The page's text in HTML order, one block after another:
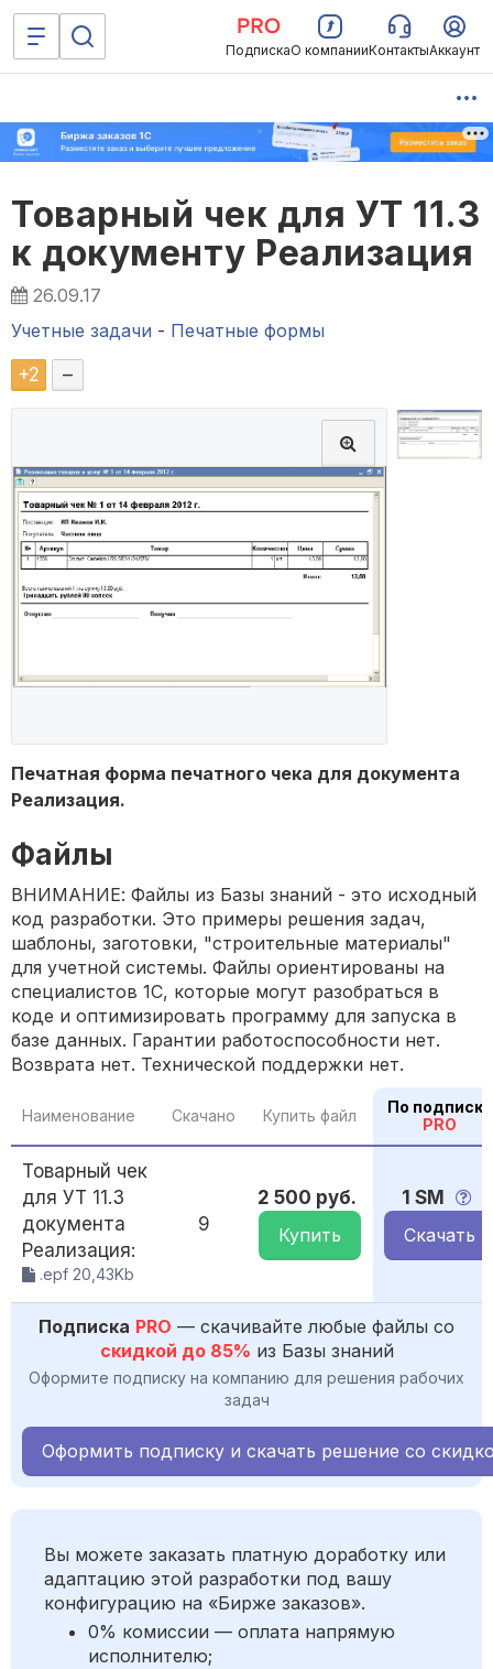
ПодпискаО компанииКонтактыАккаунт
Товарный чек для УТ 11.3
к документу Реализация
26.09.17
Учетные задачи - Печатные формы
+2 –
Печатная форма печатного чека для документа
Реализация.
Файлы
ВНИМАНИЕ: Файлы из Базы знаний - это исходный
код разработки. Это примеры решения задач,
шаблоны, заготовки, "строительные материалы"
для учетной системы. Файлы ориентированы на
специалистов 1С, которые могут разобраться в
коде и оптимизировать программу для запуска в
базе данных. Гарантии работоспособности нет.
Возврата нет. Технической поддержки нет.
Наименование Скачано Купить файл
По подписке
PRO
Товарный чек
для УТ 11.3
документа
Реализация:
.epf 20,43Kb
9
2 500 руб.
Купить
1 SM
Скачать
Подписка PRO — скачивайте любые файлы со
скидкой до 85% из Базы знаний
Оформите подписку на компанию для решения рабочих
задач
Оформить подписку и скачать решение со
Вы можете заказать платную доработку или
адаптацию этой разработки под вашу
конфигурацию на «Бирже заказов».
0% комиссии — оплата напрямую
исполнителю;